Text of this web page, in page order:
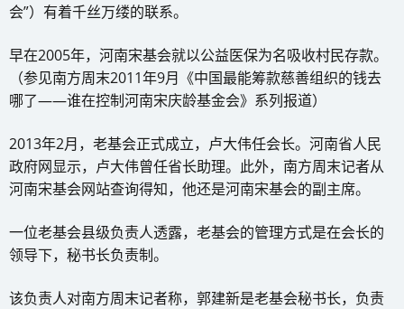
会”）有着千丝万缕的联系。
早在2005年，河南宋基会就以公益医保为名吸收村民存款。
（参见南方周末2011年9月《中国最能筹款慈善组织的钱去
哪了——谁在控制河南宋庆龄基金会》系列报道）
2013年2月，老基会正式成立，卢大伟任会长。河南省人民
政府网显示，卢大伟曾任省长助理。此外，南方周末记者从
河南宋基会网站查询得知，他还是河南宋基会的副主席。
一位老基会县级负责人透露，老基会的管理方式是在会长的
领导下，秘书长负责制。
该负责人对南方周末记者称，郭建新是老基会秘书长，负责